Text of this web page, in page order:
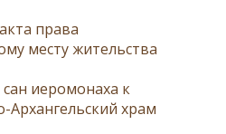
права
месту жительства
иеромонаха к
Архангельский храм